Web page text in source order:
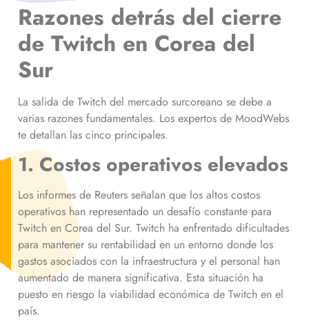
Razones detrás del cierre
de Twitch en Corea del
Sur
La salida de Twitch del mercado surcoreano se debe a
varias razones fundamentales. Los expertos de MoodWebs
te detallan las cinco principales.
1. Costos operativos elevados
Los informes de Reuters señalan que los altos costos
operativos han representado un desafío constante para
Twitch en Corea del Sur. Twitch ha enfrentado dificultades
para mantener su rentabilidad en un entorno donde los
gastos asociados con la infraestructura y el personal han
aumentado de manera significativa. Esta situación ha
puesto en riesgo la viabilidad económica de Twitch en el
país.